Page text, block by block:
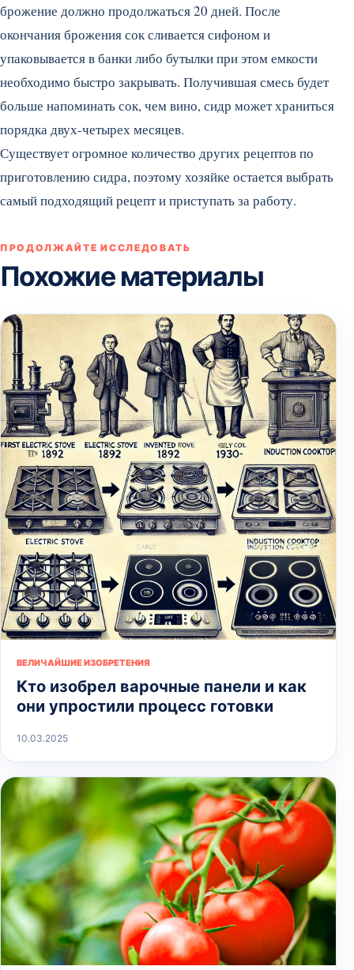
брожение должно продолжаться 20 дней. После
окончания брожения сок сливается сифоном и
упаковывается в банки либо бутылки при этом емкости
необходимо быстро закрывать. Получившая смесь будет
больше напоминать сок, чем вино, сидр может храниться
порядка двух-четырех месяцев.
Существует огромное количество других рецептов по
приготовлению сидра, поэтому хозяйке остается выбрать
самый подходящий рецепт и приступать за работу.
ПРОДОЛЖАЙТЕ ИССЛЕДОВАТЬ
Похожие материалы
ВЕЛИЧАЙШИЕ ИЗОБРЕТЕНИЯ
Кто изобрел варочные панели и как
они упростили процесс готовки
10.03.2025